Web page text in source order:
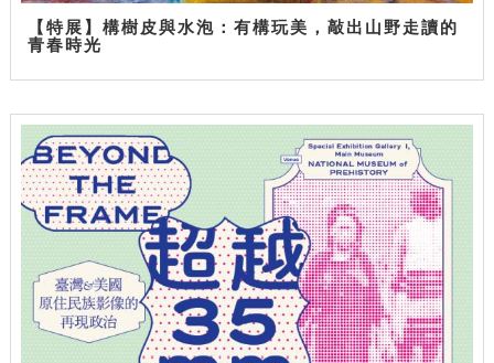
【特展】構樹皮與水泡：有構玩美，敲出山野走讀的
青春時光